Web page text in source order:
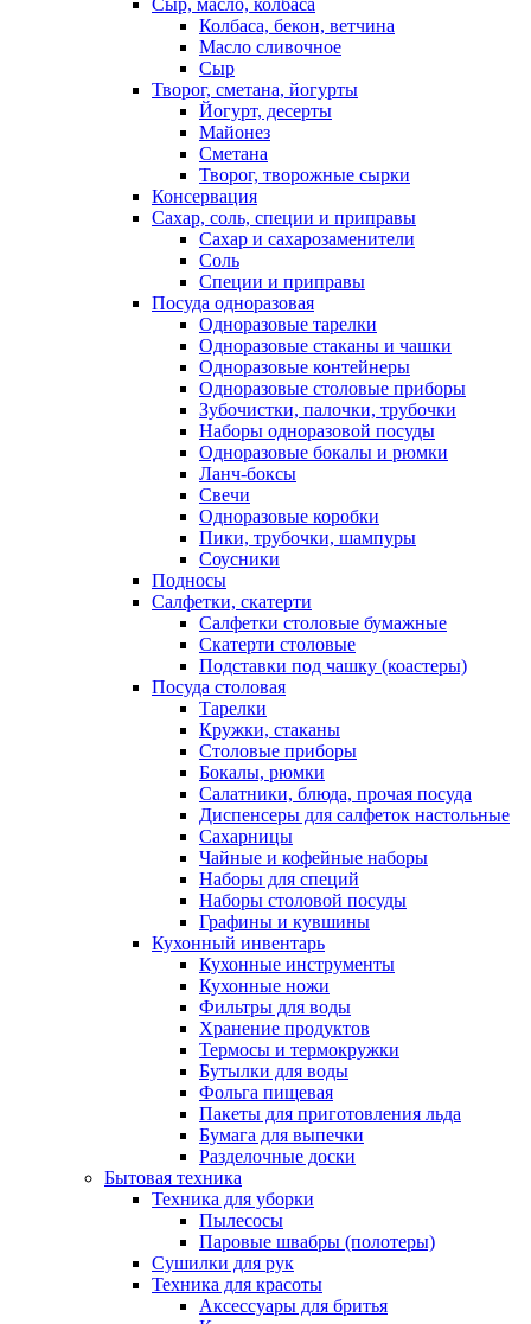
Сыр, масло, колбаса
Колбаса, бекон, ветчина
Масло сливочное
Сыр
Творог, сметана, йогурты
Йогурт, десерты
Майонез
Сметана
Творог, творожные сырки
Консервация
Сахар, соль, специи и приправы
Сахар и сахарозаменители
Соль
Специи и приправы
Посуда одноразовая
Одноразовые тарелки
Одноразовые стаканы и чашки
Одноразовые контейнеры
Одноразовые столовые приборы
Зубочистки, палочки, трубочки
Наборы одноразовой посуды
Одноразовые бокалы и рюмки
Ланч-боксы
Свечи
Одноразовые коробки
Пики, трубочки, шампуры
Соусники
Подносы
Салфетки, скатерти
Салфетки столовые бумажные
Скатерти столовые
Подставки под чашку (коастеры)
Посуда столовая
Тарелки
Кружки, стаканы
Столовые приборы
Бокалы, рюмки
Салатники, блюда, прочая посуда
Диспенсеры для салфеток настольные
Сахарницы
Чайные и кофейные наборы
Наборы для специй
Наборы столовой посуды
Графины и кувшины
Кухонный инвентарь
Кухонные инструменты
Кухонные ножи
Фильтры для воды
Хранение продуктов
Термосы и термокружки
Бутылки для воды
Фольга пищевая
Пакеты для приготовления льда
Бумага для выпечки
Разделочные доски
Бытовая техника
Техника для уборки
Пылесосы
Паровые швабры (полотеры)
Сушилки для рук
Техника для красоты
Аксессуары для бритья